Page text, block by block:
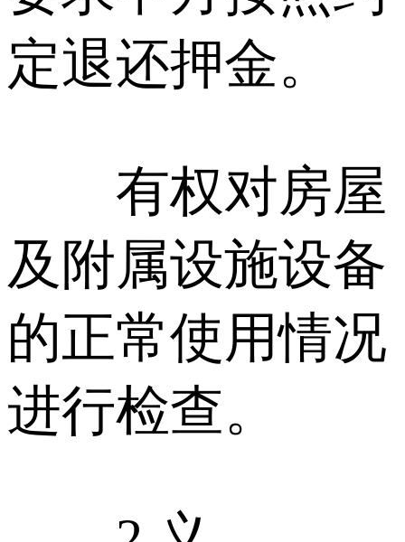
定退还押金。
有权对房屋
及附属设施设备
的正常使用情况
进行检查。